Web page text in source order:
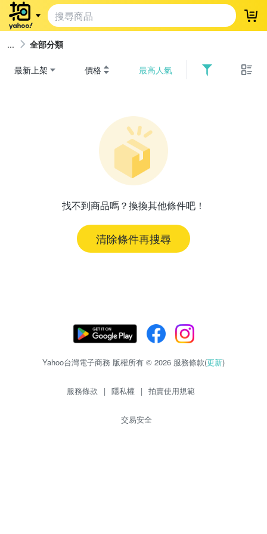
登
全部分類
最新上架 價格 最高人氣
找不到商品嗎？換換其他條件吧！
清除條件再搜尋
Yahoo台灣電子商務 版權所有 © 2026 服務條款(更新)
服務條款 | 隱私權 | 拍賣使用規範
交易安全